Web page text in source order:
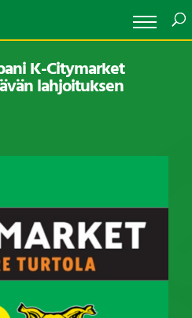
K-Citymarket
lahjoituksen